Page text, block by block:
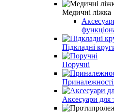
Медичні ліжка
Підкладні
Поручні
Аксесуари для